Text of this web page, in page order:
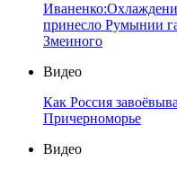
принесло Румынии
Змеиного
Видео
Как Россия
Причерноморье
Видео